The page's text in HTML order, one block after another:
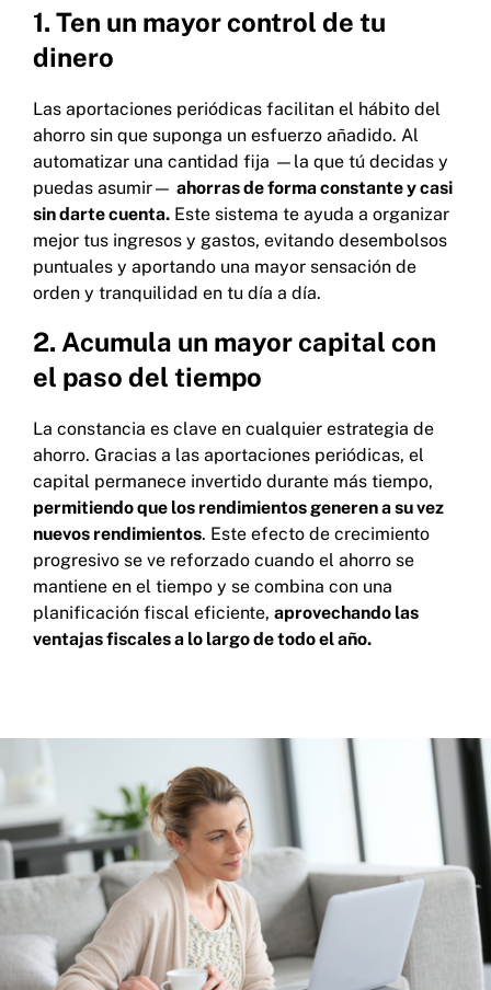
1. Ten un mayor control de tu
dinero
Las aportaciones periódicas facilitan el hábito del
ahorro sin que suponga un esfuerzo añadido. Al
automatizar una cantidad fija —la que tú decidas y
puedas asumir— ahorras de forma constante y casi
sin darte cuenta. Este sistema te ayuda a organizar
mejor tus ingresos y gastos, evitando desembolsos
puntuales y aportando una mayor sensación de
orden y tranquilidad en tu día a día.
2. Acumula un mayor capital con
el paso del tiempo
La constancia es clave en cualquier estrategia de
ahorro. Gracias a las aportaciones periódicas, el
capital permanece invertido durante más tiempo,
permitiendo que los rendimientos generen a su vez
nuevos rendimientos. Este efecto de crecimiento
progresivo se ve reforzado cuando el ahorro se
mantiene en el tiempo y se combina con una
planificación fiscal eficiente, aprovechando las
ventajas fiscales a lo largo de todo el año.